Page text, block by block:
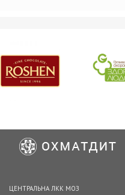
ЦЕНТРАЛЬНА ЛКК МОЗ